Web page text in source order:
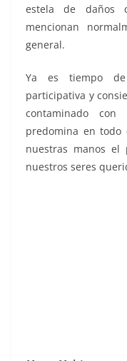
estela de daños
mencionan
general.
Ya es tiempo
participativa y
contaminado
predomina en
nuestras manos
nuestros seres